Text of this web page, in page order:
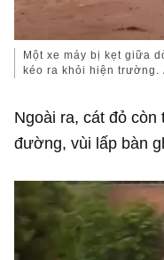
Một xe máy bị kẹt giữa
kéo ra khỏi hiện trường.
Ngoài ra, cát đỏ còn
đường, vùi lấp bàn